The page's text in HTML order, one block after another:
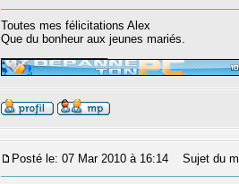
Toutes mes félicitations Alex
Que du bonheur aux jeunes mariés.
Posté le: 07 Mar 2010 à 16:14 Sujet du